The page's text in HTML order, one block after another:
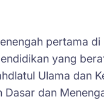
pertama di
yang
Ulama dan
Dasar dan